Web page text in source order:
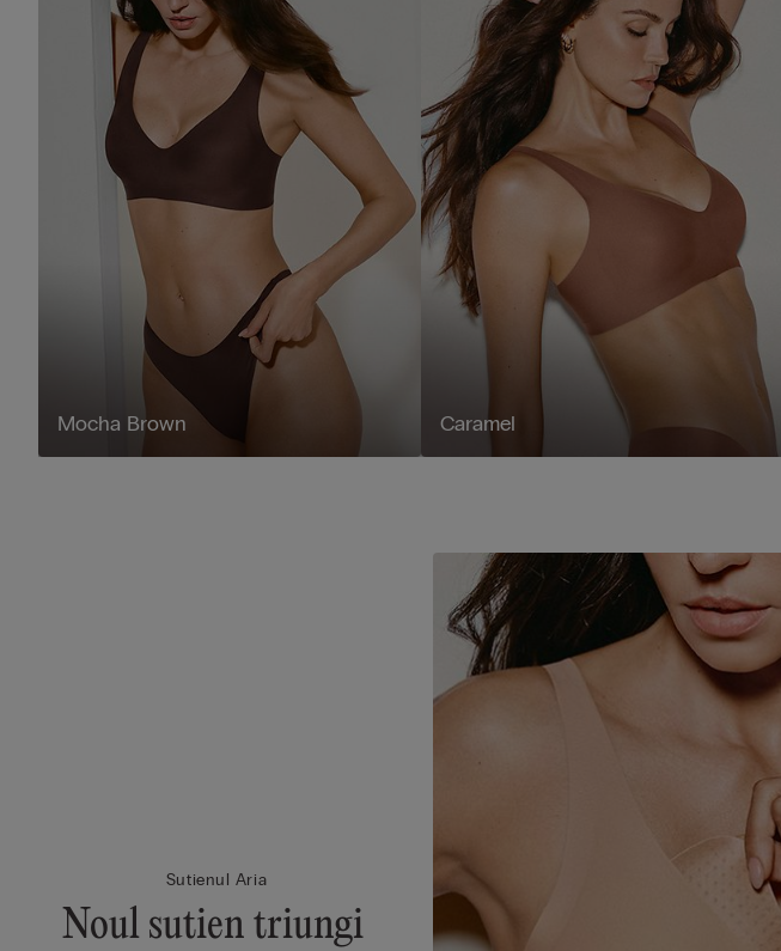
Mocha Brown Caramel
Sutienul Aria
Noul sutien triungi